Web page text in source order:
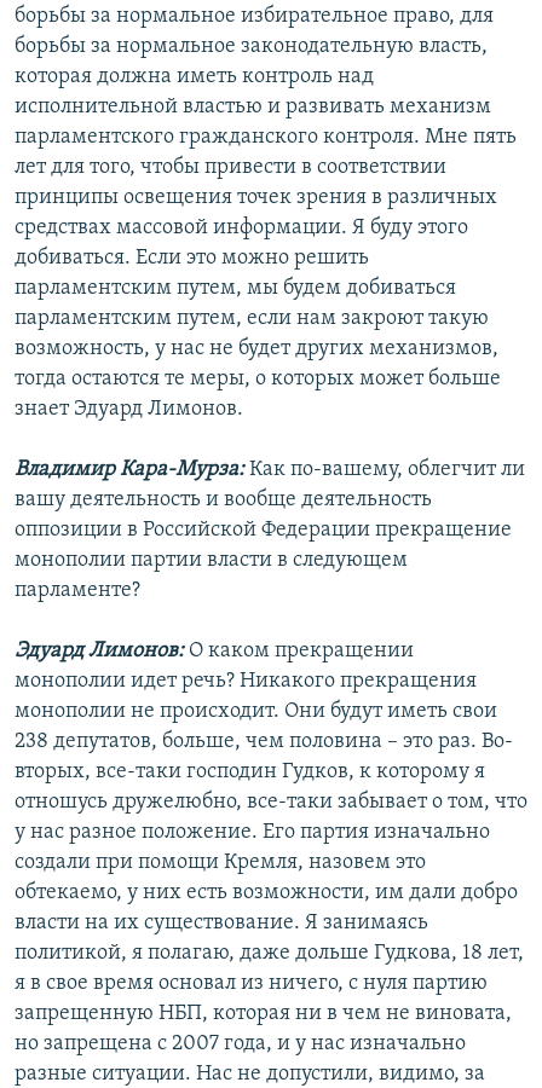
борьбы за нормальное избирательное право, для
борьбы за нормальное законодательную власть,
которая должна иметь контроль над
исполнительной властью и развивать механизм
парламентского гражданского контроля. Мне пять
лет для того, чтобы привести в соответствии
принципы освещения точек зрения в различных
средствах массовой информации. Я буду этого
добиваться. Если это можно решить
парламентским путем, мы будем добиваться
парламентским путем, если нам закроют такую
возможность, у нас не будет других механизмов,
тогда остаются те меры, о которых может больше
знает Эдуард Лимонов.
Владимир Кара-Мурза:Как по-вашему, облегчит ли
вашу деятельность и вообще деятельность
оппозиции в Российской Федерации прекращение
монополии партии власти в следующем
парламенте?
Эдуард Лимонов:О каком прекращении
монополии идет речь? Никакого прекращения
монополии не происходит. Они будут иметь свои
238 депутатов, больше, чем половина – это раз. Во-
вторых, все-таки господин Гудков, к которому я
отношусь дружелюбно, все-таки забывает о том, что
у нас разное положение. Его партия изначально
создали при помощи Кремля, назовем это
обтекаемо, у них есть возможности, им дали добро
власти на их существование. Я занимаясь
политикой, я полагаю, даже дольше Гудкова, 18 лет,
я в свое время основал из ничего, с нуля партию
запрещенную НБП, которая ни в чем не виновата,
но запрещена с 2007 года, и у нас изначально
разные ситуации. Нас не допустили, видимо, за